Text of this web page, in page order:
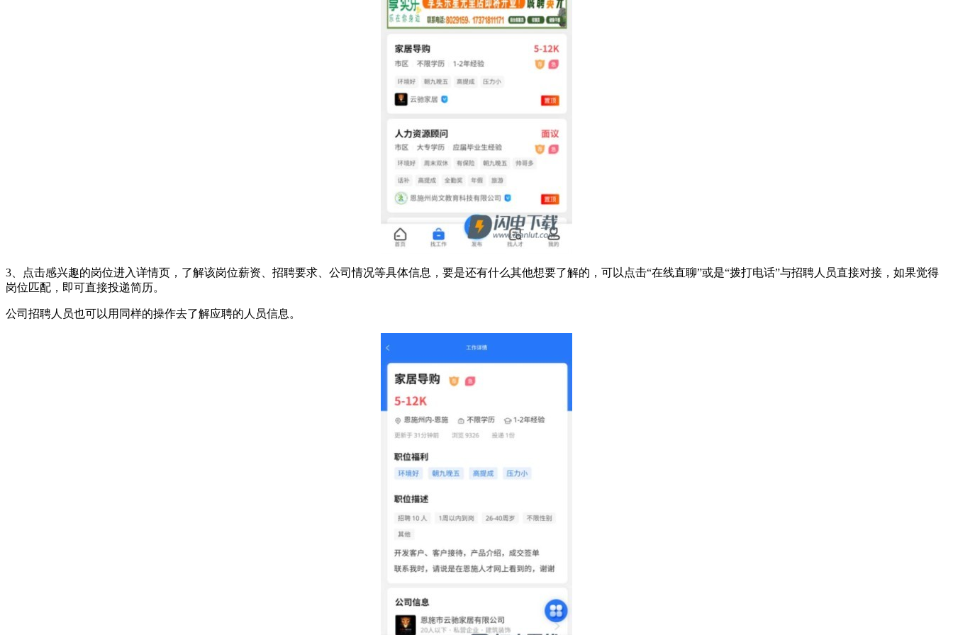
3、点击感兴趣的岗位进入详情页，了解该岗位薪资、招聘要求、公司情况等具体信息，要是还有什么其他想要了解的，可以点击“在线直聊”或是“拨打电话”与招聘人员直接对接，如果觉得
岗位匹配，即可直接投递简历。
公司招聘人员也可以用同样的操作去了解应聘的人员信息。